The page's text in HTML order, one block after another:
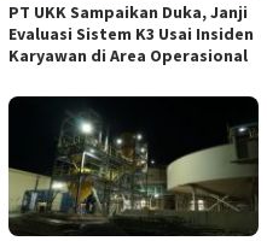
PT UKK Sampaikan Duka, Janji
Evaluasi Sistem K3 Usai Insiden
Karyawan di Area Operasional